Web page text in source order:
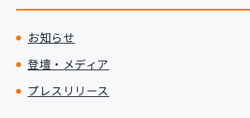
お知らせ
登壇・メディア
プレスリリース